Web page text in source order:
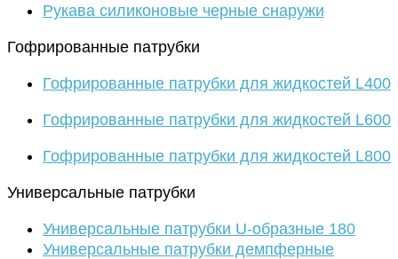
Рукава силиконовые черные снаружи
Гофрированные патрубки
Гофрированные патрубки для жидкостей L400
Гофрированные патрубки для жидкостей L600
Гофрированные патрубки для жидкостей L800
Универсальные патрубки
Универсальные патрубки U-образные 180
Универсальные патрубки демпферные